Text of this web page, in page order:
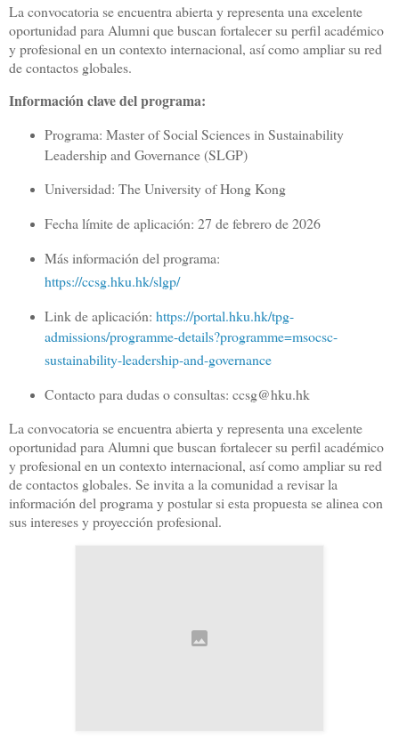
La convocatoria se encuentra abierta y representa una excelente
oportunidad para Alumni que buscan fortalecer su perfil académico
y profesional en un contexto internacional, así como ampliar su red
de contactos globales.
Información clave del programa:
Programa: Master of Social Sciences in Sustainability
Leadership and Governance (SLGP)
Universidad: The University of Hong Kong
Fecha límite de aplicación: 27 de febrero de 2026
Más información del programa:
https://ccsg.hku.hk/slgp/
Link de aplicación: https://portal.hku.hk/tpg-
admissions/programme-details?programme=msocsc-
sustainability-leadership-and-governance
Contacto para dudas o consultas: ccsg@hku.hk
La convocatoria se encuentra abierta y representa una excelente
oportunidad para Alumni que buscan fortalecer su perfil académico
y profesional en un contexto internacional, así como ampliar su red
de contactos globales. Se invita a la comunidad a revisar la
información del programa y postular si esta propuesta se alinea con
sus intereses y proyección profesional.